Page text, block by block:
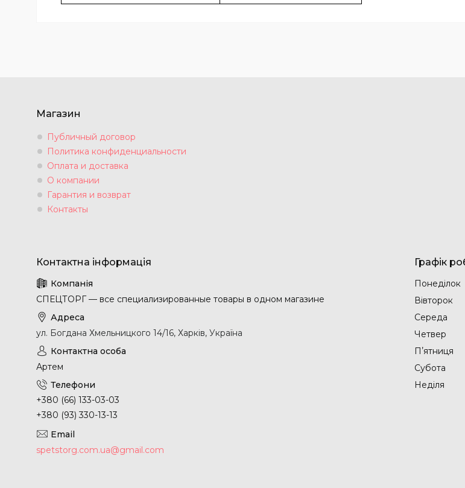
Магазин
Публичный договор
Политика конфиденциальности
Оплата и доставка
О компании
Гарантия и возврат
Контакты
СПЕЦТОРГ — все специализированные товары в одном магазине
ул. Богдана Хмельницкого 14/16, Харків, Україна
Артем
+380 (66) 133-03-03
+380 (93) 330-13-13
spetstorg.com.ua@gmail.com
Графік
Понеділок
Вівторок
Середа
Четвер
Пʼятниця
Субота
Неділя